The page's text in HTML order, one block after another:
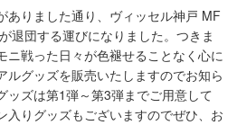
ありました通り、ヴィッセル神戸 MF
退団する運びになりました。つきま
ニ戦った日々が色褪せることなく心に
ルグッズを販売いたしますのでお知ら
ッズは第1弾～第3弾までご用意して
入りグッズもございますのでぜひ、お